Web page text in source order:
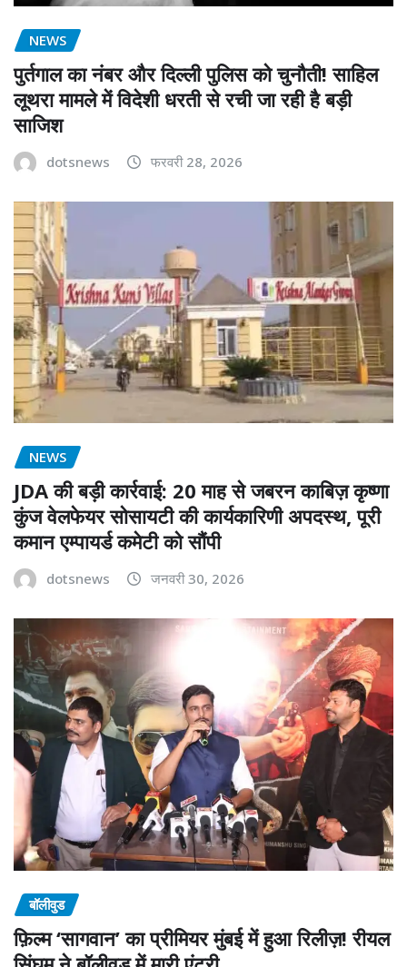
NEWS
पुर्तगाल का नंबर और दिल्ली पुलिस को चुनौती! साहिल
लूथरा मामले में विदेशी धरती से रची जा रही है बड़ी
साजिश
dotsnews फरवरी 28, 2026
NEWS
JDA की बड़ी कार्रवाई: 20 माह से जबरन काबिज़ कृष्णा
कुंज वेलफेयर सोसायटी की कार्यकारिणी अपदस्थ, पूरी
कमान एम्पायर्ड कमेटी को सौंपी
dotsnews जनवरी 30, 2026
बॉलीवुड
फ़िल्म ‘सागवान’ का प्रीमियर मुंबई में हुआ रिलीज़! रीयल